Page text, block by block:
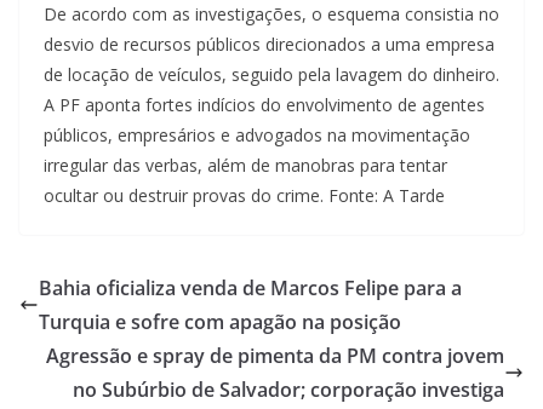
De acordo com as investigações, o esquema consistia no
desvio de recursos públicos direcionados a uma empresa
de locação de veículos, seguido pela lavagem do dinheiro.
A PF aponta fortes indícios do envolvimento de agentes
públicos, empresários e advogados na movimentação
irregular das verbas, além de manobras para tentar
ocultar ou destruir provas do crime. Fonte: A Tarde
Bahia oficializa venda de Marcos Felipe para a
Turquia e sofre com apagão na posição
Agressão e spray de pimenta da PM contra jovem
no Subúrbio de Salvador; corporação investiga